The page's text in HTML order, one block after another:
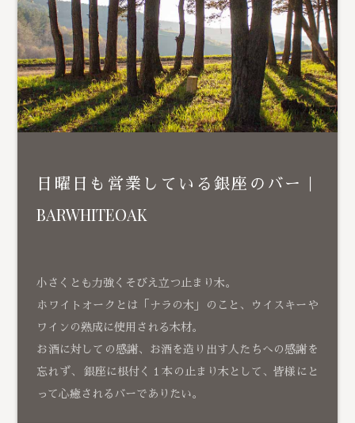
日曜日も営業している銀座のバー｜
BARWHITEOAK
小さくとも力強くそびえ立つ止まり木。
ホワイトオークとは「ナラの木」のこと、ウイスキーや
ワインの熟成に使用される木材。
お酒に対しての感謝、お酒を造り出す人たちへの感謝を
忘れず、 銀座に根付く１本の止まり木として、皆様にと
って心癒されるバーでありたい。